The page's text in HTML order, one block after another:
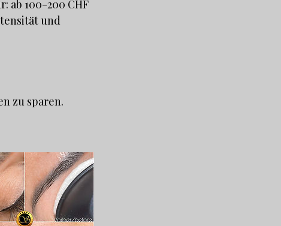
ab 100-200 CHF
und
zu sparen.